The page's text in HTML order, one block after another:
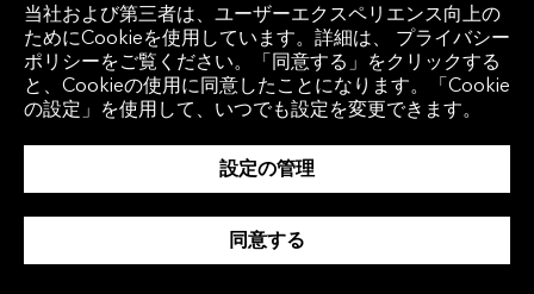
当社および第三者は、ユーザーエクスペリエンス向上の
ためにCookieを使用しています。詳細は、 プライバシー
ポリシーをご覧ください。「同意する」をクリックする
と、Cookieの使用に同意したことになります。「Cookie
の設定」を使用して、いつでも設定を変更できます。
設定の管理
同意する